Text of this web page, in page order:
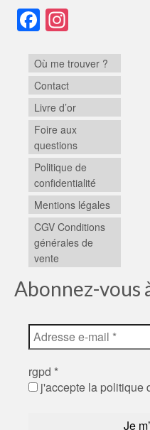
Facebook
Où me trouver ?
Contact
Livre d’or
Foire aux
questions
Politique de
confidentialité
Mentions légales
CGV Conditions
générales de
vente
Abonnez-vous
rgpd *
j'accepte la politique